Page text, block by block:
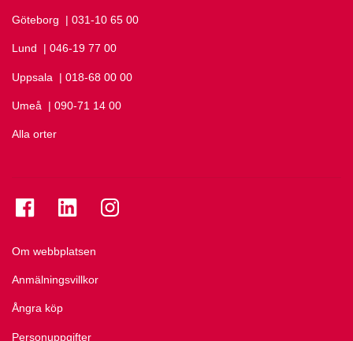
Göteborg Ring Göteborg på
| 031-10 65 00
Lund Ring Lund på
| 046-19 77 00
Uppsala Ring Uppsala på
| 018-68 00 00
Umeå Ring Umeå på
| 090-71 14 00
Alla orter
Om webbplatsen
Anmälningsvillkor
Ångra köp
Personuppgifter
Se folkuniversitetet på Facebook
Se folkuniversitetet på LinkedIn